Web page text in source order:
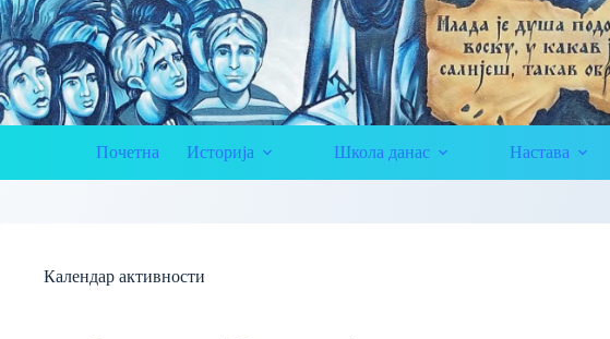
Почетна Историја Школа данас Настава
Календар активности